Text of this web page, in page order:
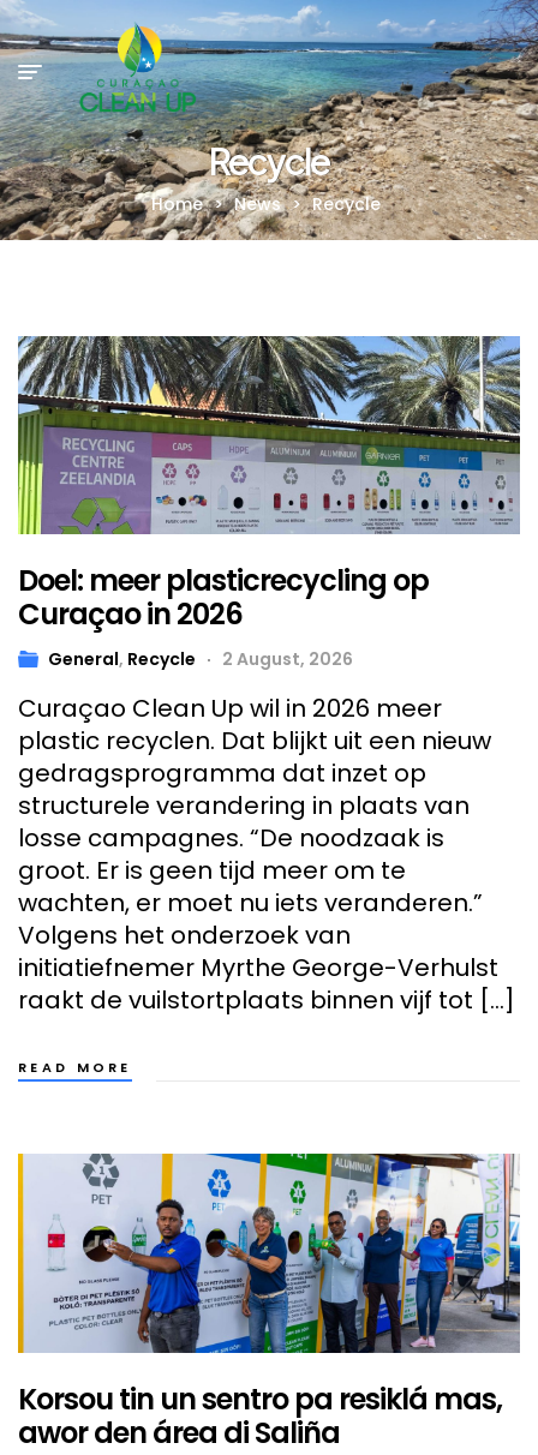
Recycle
Home > News > Recycle
Doel: meer plasticrecycling op
Curaçao in 2026
General, Recycle 2 August, 2026
Curaçao Clean Up wil in 2026 meer
plastic recyclen. Dat blijkt uit een nieuw
gedragsprogramma dat inzet op
structurele verandering in plaats van
losse campagnes. “De noodzaak is
groot. Er is geen tijd meer om te
wachten, er moet nu iets veranderen.”
Volgens het onderzoek van
initiatiefnemer Myrthe George-Verhulst
raakt de vuilstortplaats binnen vijf tot […]
READ MORE
Korsou tin un sentro pa resiklá mas,
awor den área di Saliña